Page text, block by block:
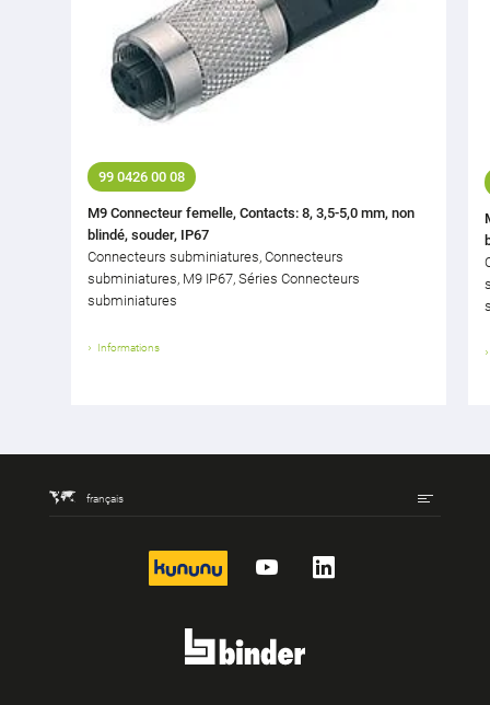
99 0426 00 08
M9 Connecteur femelle, Contacts: 8, 3,5-5,0 mm, non
blindé, souder, IP67
Connecteurs subminiatures, Connecteurs
subminiatures, M9 IP67, Séries Connecteurs
subminiatures
Informations
français
kununu YouTubeLinkedIn